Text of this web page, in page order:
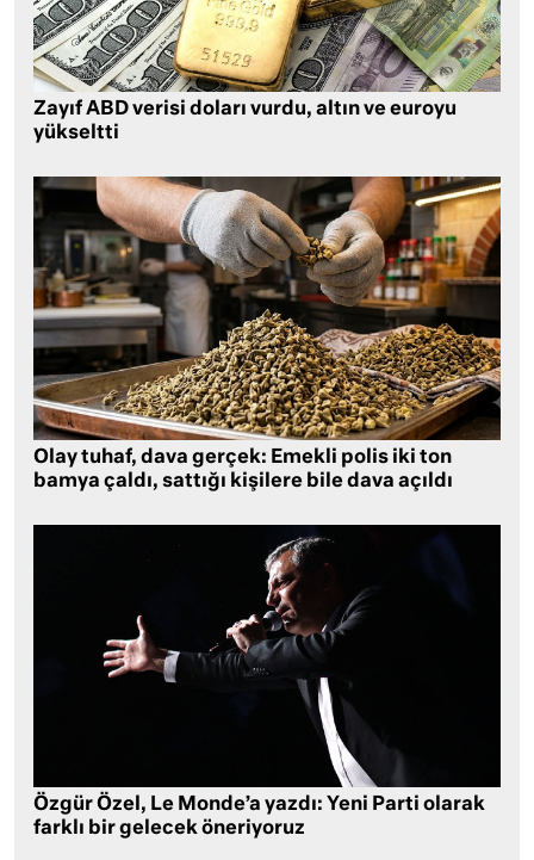
Zayıf ABD verisi doları vurdu, altın ve euroyu
yükseltti
Olay tuhaf, dava gerçek: Emekli polis iki ton
bamya çaldı, sattığı kişilere bile dava açıldı
Özgür Özel, Le Monde’a yazdı: Yeni Parti olarak
farklı bir gelecek öneriyoruz